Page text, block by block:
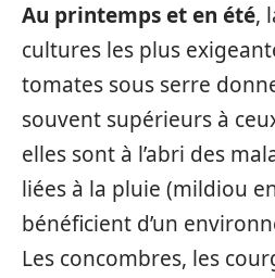
Au printemps et en été,
cultures les plus
tomates sous serre
souvent supérieurs à
elles sont à l’abri des
liées à la pluie (mildiou
bénéficient d’un
Les concombres, les